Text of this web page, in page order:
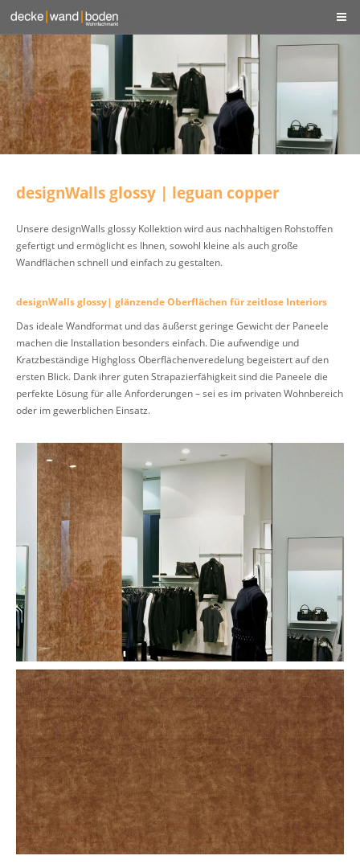
designWalls glossy | leguan copper
Unsere designWalls glossy Kollektion wird aus nachhaltigen Rohstoffen
gefertigt und ermöglicht es Ihnen, sowohl kleine als auch große
Wandflächen schnell und einfach zu gestalten.
designWalls glossy| glänzende Oberflächen für zeitlose Interiors
Das ideale Wandformat und das äußerst geringe Gewicht der Paneele
machen die Installation besonders einfach. Die aufwendige und
Kratzbeständige Highgloss Oberflächenveredelung begeistert auf den
ersten Blick. Dank ihrer guten Strapazierfähigkeit sind die Paneele die
perfekte Lösung für alle Anforderungen – sei es im privaten Wohnbereich
oder im gewerblichen Einsatz.